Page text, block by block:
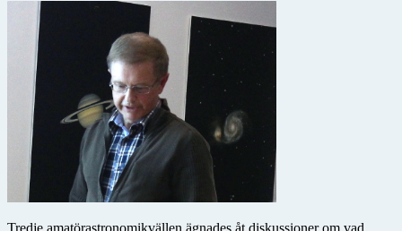
Tredje amatörastronomikvällen ägnades åt diskussioner om vad